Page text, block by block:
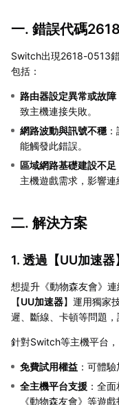
一. 錯誤代碼
Switch出現2618-0513
包括：
路由器設定異常或故障
致主機連接失敗。
網路波動與訊號不穩
能觸發此錯誤。
區域網路基礎建設不足
主機遊戲需求，影響連
二. 解決方案
1. 透過【UU加速器
想提升《動物森友會》
【UU加速器】運用獨家
遲、斷線、卡頓等問題，
針對Switch等主機平台，
免費試用權益 ：可體
全主機平台支援 ：全
《動物森友會》等遊戲